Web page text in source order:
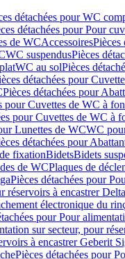
détachées pour WC
détachées pour Pour
de WCAccessoiresPièces
WC suspendusPièces
WC au solPièces
détachées pour
Pièces détachées pour
pour Cuvettes de WC à
pour Cuvettes de WC à
Lunettes de WCWC
détachées pour
fixationBidetsBidets
de WCPlaques de
Pièces détachées pour
réservoirs à encastrer Delta
électronique du
pour Pour
sur secteur, pour
à encastrer Geberit
Pièces détachées pour